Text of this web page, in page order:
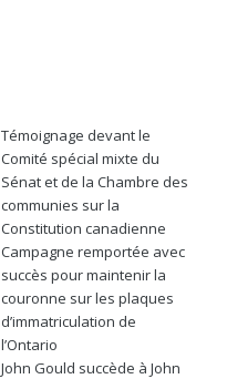
Témoignage devant le
Comité spécial mixte du
Sénat et de la Chambre des
communies sur la
Constitution canadienne
Campagne remportée avec
succès pour maintenir la
couronne sur les plaques
d’immatriculation de
l’Ontario
John Gould succède à John